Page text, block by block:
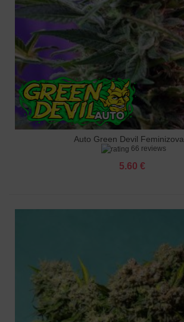
Auto Green Devil
66 reviews
5.60 €